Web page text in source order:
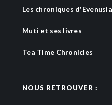
Les chroniques d'Evenusia
Muti et ses livres
Tea Time Chronicles
NOUS RETROUVER :